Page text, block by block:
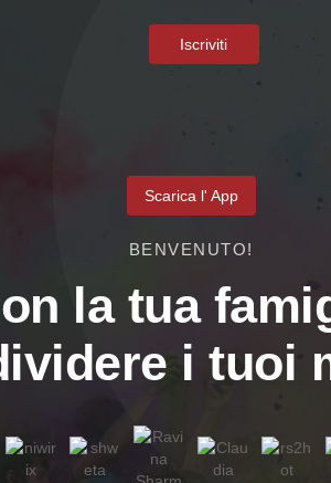
Iscriviti
Scarica l' App
BENVENUTO!
la tua
i tuoi